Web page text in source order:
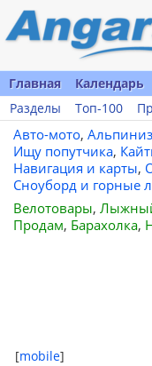
Главная Календарь
Разделы
Топ-100
Авто-мото,
Ищу попутчика,
Навигация и карты,
Сноуборд и горные
Велотовары,
Продам, Барахолка,
[mobile]